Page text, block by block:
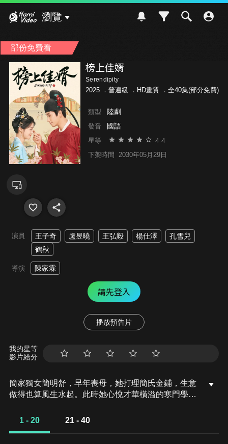
瀏覽
部份免費看
榜上佳婿
Serendipity
2025 ． 普遍級 ．HD畫質 ．全40集(部分免費)
類型 陸劇
發音 國語
星等 4.4
下架時間 2030年05月29日
演員 王子奇 盧昱曉 王弘毅 楊仕澤
孔雪兒
鶴秋
導演 陳家霖
請先登入
播放預告片
我的星等
影片給分
簡家獨女簡明舒，早年喪母，她打理簡氏金鋪，生意
做得也算風生水起。此時她心悅才華橫溢的寒門學子
子弟高晚帶吳娘子來簡氏金鋪買東西，試圖誘騙其去
1 - 20 21 - 40